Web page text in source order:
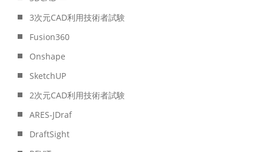
3次元CAD利用技術者試験
Fusion360
Onshape
SketchUP
2次元CAD利用技術者試験
ARES-JDraf
DraftSight